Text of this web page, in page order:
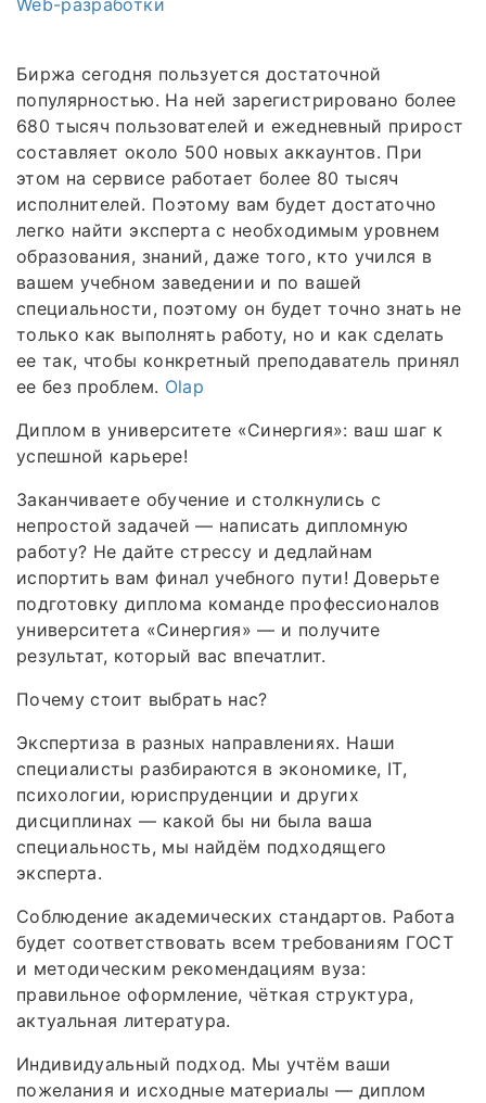
Биржа сегодня пользуется достаточной
популярностью. На ней зарегистрировано более
680 тысяч пользователей и ежедневный прирост
составляет около 500 новых аккаунтов. При
этом на сервисе работает более 80 тысяч
исполнителей. Поэтому вам будет достаточно
легко найти эксперта с необходимым уровнем
образования, знаний, даже того, кто учился в
вашем учебном заведении и по вашей
специальности, поэтому он будет точно знать не
только как выполнять работу, но и как сделать
ее так, чтобы конкретный преподаватель принял
ее без проблем. Olap
Диплом в университете «Синергия»: ваш шаг к
успешной карьере!
Заканчиваете обучение и столкнулись с
непростой задачей — написать дипломную
работу? Не дайте стрессу и дедлайнам
испортить вам финал учебного пути! Доверьте
подготовку диплома команде профессионалов
университета «Синергия» — и получите
результат, который вас впечатлит.
Почему стоит выбрать нас?
Экспертиза в разных направлениях. Наши
специалисты разбираются в экономике, IT,
психологии, юриспруденции и других
дисциплинах — какой бы ни была ваша
специальность, мы найдём подходящего
эксперта.
Соблюдение академических стандартов. Работа
будет соответствовать всем требованиям ГОСТ
и методическим рекомендациям вуза:
правильное оформление, чёткая структура,
актуальная литература.
Индивидуальный подход. Мы учтём ваши
пожелания и исходные материалы — диплом